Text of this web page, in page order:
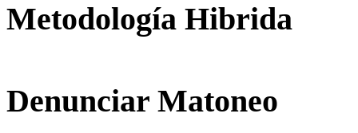
Metodología Hibrida
Denunciar Matoneo